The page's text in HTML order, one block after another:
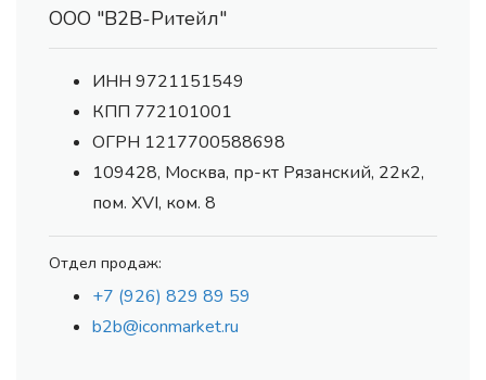
ООО "В2В-Ритейл"
ИНН 9721151549
КПП 772101001
ОГРН 1217700588698
109428, Москва, пр-кт Рязанский, 22к2,
пом. XVI, ком. 8
Отдел продаж:
+7 (926) 829 89 59
b2b@iconmarket.ru